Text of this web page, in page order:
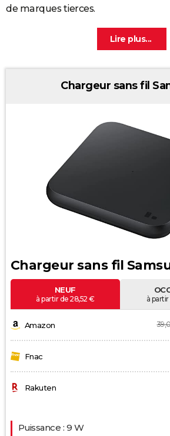
de marques tierces.
Chargeur sans fil
Chargeur sans fil
NEUF
à partir de 28,52 € à
Amazon
Fnac
Rakuten
Puissance : 9 W